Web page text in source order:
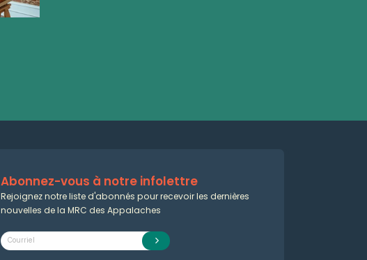
Abonnez-vous à notre infolettre
Rejoignez notre liste d'abonnés pour recevoir les dernières
nouvelles de la MRC des Appalaches